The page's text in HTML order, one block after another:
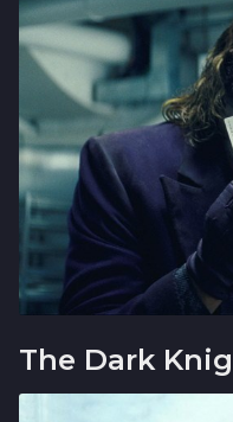
The Dark